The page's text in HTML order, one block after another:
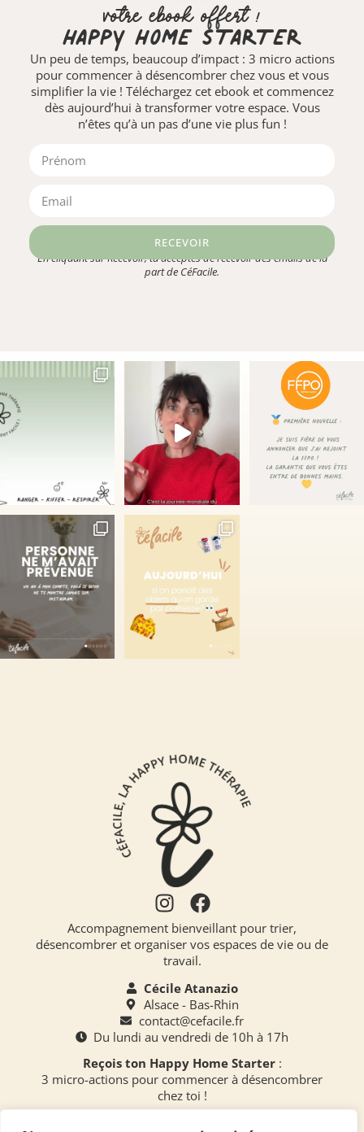
VOTRE EBOOK OFFERT !
HAPPY HOME STARTER
Un peu de temps, beaucoup d’impact : 3 micro actions
pour commencer à désencombrer chez vous et vous
simplifier la vie ! Téléchargez cet ebook et commencez
dès aujourd’hui à transformer votre espace. Vous
n’êtes qu’à un pas d’une vie plus fun !
RECEVOIR
En cliquant sur Recevoir, tu acceptes de recevoir des emails de la
part de CéFacile.
Accompagnement bienveillant pour trier,
désencombrer et organiser vos espaces de vie ou de
travail.
Cécile Atanazio
Alsace - Bas-Rhin
contact@cefacile.fr
Du lundi au vendredi de 10h à 17h
Reçois ton Happy Home Starter:
3 micro-actions pour commencer à désencombrer
chez toi !